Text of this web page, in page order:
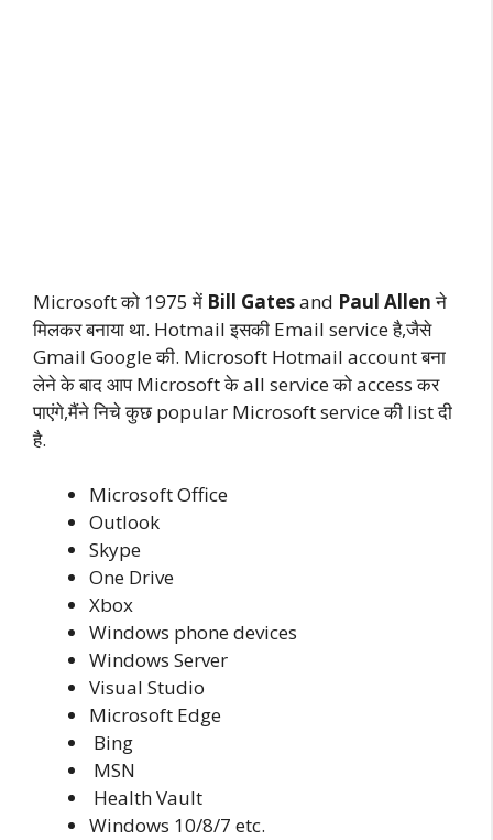
Microsoft को 1975 में Bill Gatesand Paul Allenने
मिलकर बनाया था. Hotmail इसकी Email service है,जैसे
Gmail Google की. Microsoft Hotmail account बना
लेने के बाद आप Microsoft के all service को access कर
पाएंगे,मैंने निचे कुछ popular Microsoft service की list दी
है.
Microsoft Office
Outlook
Skype
One Drive
Xbox
Windows phone devices
Windows Server
Visual Studio
Microsoft Edge
Bing
MSN
Health Vault
Windows 10/8/7 etc.